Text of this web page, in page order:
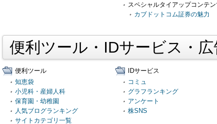
スペシャルタイアップコンテ
カブドットコム証券の魅力
便利ツール・IDサービス・
便利ツール
知恵袋
小児科・産婦人科
保育園・幼稚園
人気ブログランキング
サイトカテゴリ一覧
IDサービス
コミュ
グラフランキング
アンケート
株SNS